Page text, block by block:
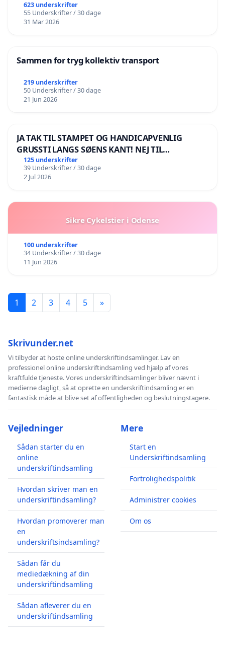
623 underskrifter
55 Underskrifter / 30 dage
31 Mar 2026
Sammen for tryg kollektiv transport
219 underskrifter
50 Underskrifter / 30 dage
21 Jun 2026
JA TAK TIL STAMPET OG HANDICAPVENLIG
GRUSSTI LANGS SØENS KANT! NEJ TIL
BOARDWALK VÆK FRA SØEN
125 underskrifter
39 Underskrifter / 30 dage
2 Jul 2026
Sikre Cykelstier i Odense
100 underskrifter
34 Underskrifter / 30 dage
11 Jun 2026
1 2 3 4 5 »
Skrivunder.net
Vi tilbyder at hoste online underskriftindsamlinger. Lav en
professionel online underskriftindsamling ved hjælp af vores
kraftfulde tjeneste. Vores underskriftindsamlinger bliver nævnt i
medierne dagligt, så at oprette en underskriftindsamling er en
fantastisk måde at blive set af offentligheden og beslutningstagere.
Vejledninger
Sådan starter du en
online
underskriftindsamling
Hvordan skriver man en
underskriftindsamling?
Hvordan promoverer man
en
underskriftsindsamling?
Sådan får du
mediedækning af din
underskriftindsamling
Sådan afleverer du en
underskriftindsamling
Mere
Start en
Underskriftindsamling
Fortrolighedspolitik
Administrer cookies
Om os